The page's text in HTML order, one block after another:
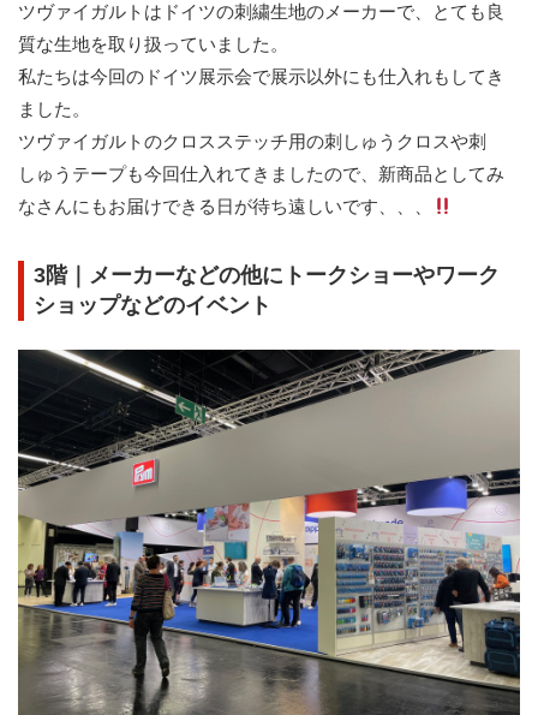
ツヴァイガルトはドイツの刺繍⽣地のメーカーで、とても良
質な⽣地を取り扱っていました。
私たちは今回のドイツ展⽰会で展⽰以外にも仕入れもしてき
ました。
ツヴァイガルトのクロスステッチ用の刺しゅうクロスや刺
しゅうテープも今回仕⼊れてきましたので、新商品としてみ
なさんにもお届けできる⽇が待ち遠しいです、、、
3階｜メーカーなどの他にトークショーやワーク
ショップなどのイベント